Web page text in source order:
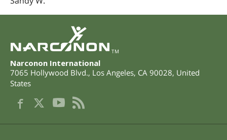
TM
Narconon International
7065 Hollywood Blvd., Los Angeles, CA 90028, United
States